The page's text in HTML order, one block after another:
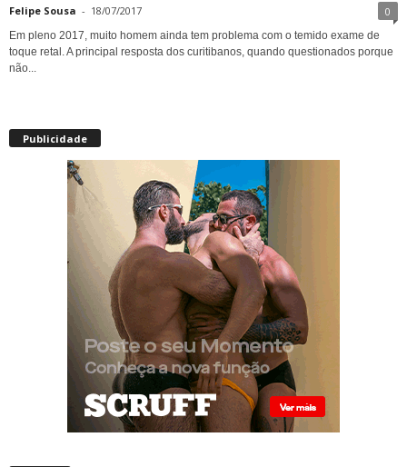
Felipe Sousa - 18/07/2017 0
Em pleno 2017, muito homem ainda tem problema com o temido exame de
toque retal. A principal resposta dos curitibanos, quando questionados porque
não...
Publicidade